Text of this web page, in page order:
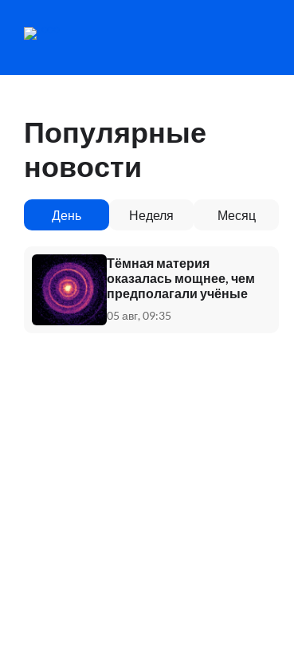
Популярные
новости
День Неделя Месяц
Тёмная материя
оказалась мощнее, чем
предполагали учёные
05 авг, 09:35